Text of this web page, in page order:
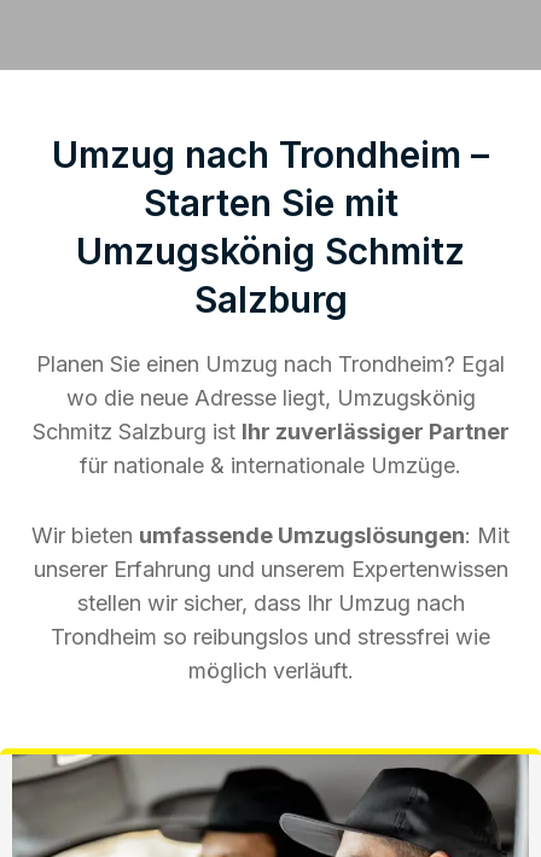
Umzug nach Trondheim –
Starten Sie mit
Umzugskönig Schmitz
Salzburg
Planen Sie einen Umzug nach Trondheim? Egal
wo die neue Adresse liegt, Umzugskönig
Schmitz Salzburg ist Ihr zuverlässiger Partner
für nationale & internationale Umzüge.
Wir bieten umfassende Umzugslösungen: Mit
unserer Erfahrung und unserem Expertenwissen
stellen wir sicher, dass Ihr Umzug nach
Trondheim so reibungslos und stressfrei wie
möglich verläuft.